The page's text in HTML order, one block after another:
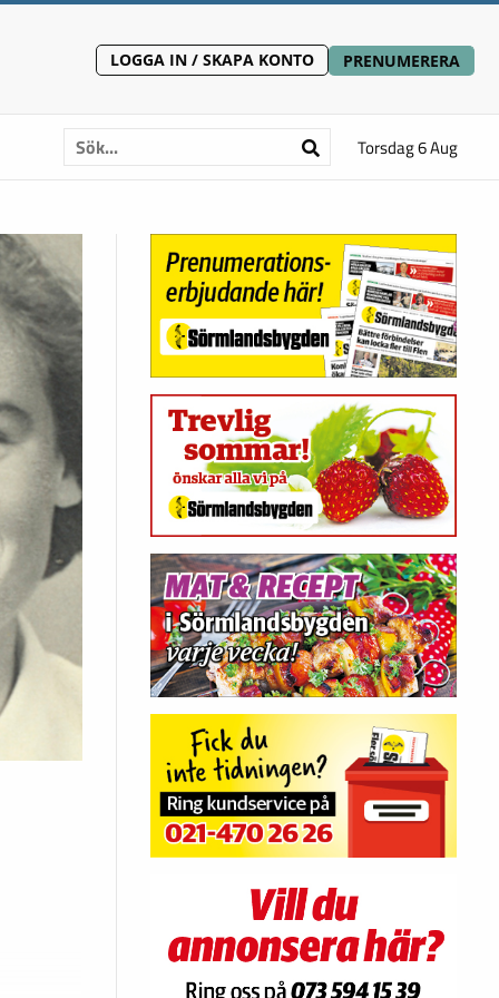
LOGGA IN / SKAPA KONTO PRENUMERERA
Torsdag 6 Aug